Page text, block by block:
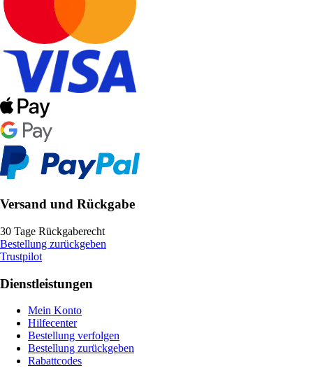
Versand und Rückgabe
30 Tage Rückgaberecht
Bestellung zurückgeben
Trustpilot
Dienstleistungen
Mein Konto
Hilfecenter
Bestellung verfolgen
Bestellung zurückgeben
Rabattcodes